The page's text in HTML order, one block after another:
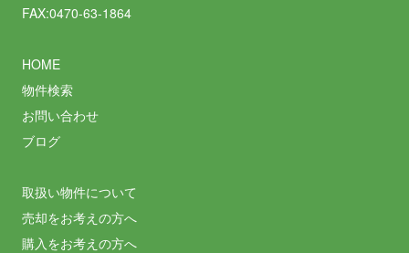
FAX:0470-63-1864
HOME
物件検索
お問い合わせ
ブログ
取扱い物件について
売却をお考えの方へ
購入をお考えの方へ